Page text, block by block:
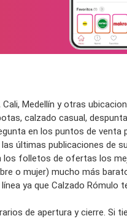
Medellín y otras
calzado casual,
en los puntos de venta
últimas publicaciones de
los folletos de ofertas los
o mujer) mucho más
ya que Calzado Rómulo
de apertura y cierre. Si